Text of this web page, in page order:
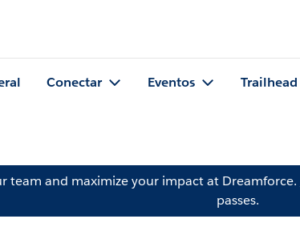
Conectar Eventos Trailhead
team and maximize your impact at Dreamforce.
passes.